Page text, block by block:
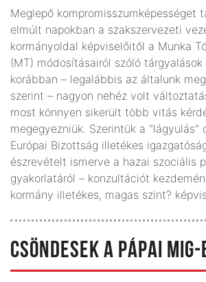
Meglepő kompromisszumképességet
elmúlt napokban a szakszervezeti
kormányoldal képviselőitől a Munka
(MT) módosításairól szóló tárgyalások
korábban – legalábbis az általunk
szerint – nagyon nehéz volt
most könnyen sikerült több vitás
megegyezniük. Szerintük a "lágyulás"
Európai Bizottság illetékes
észrevételt ismerve a hazai szociális
gyakorlatáról – konzultációt
kormány illetékes, magas szint?
CSÖNDESEK A PÁPAI MIG-